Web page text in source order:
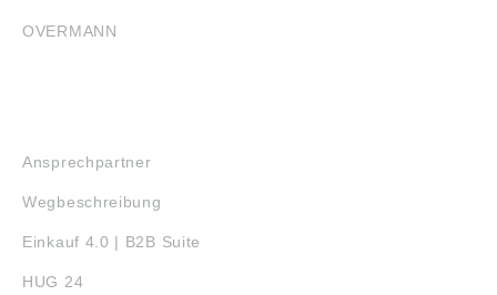
OVERMANN
Ansprechpartner
Wegbeschreibung
Einkauf 4.0 | B2B Suite
HUG 24